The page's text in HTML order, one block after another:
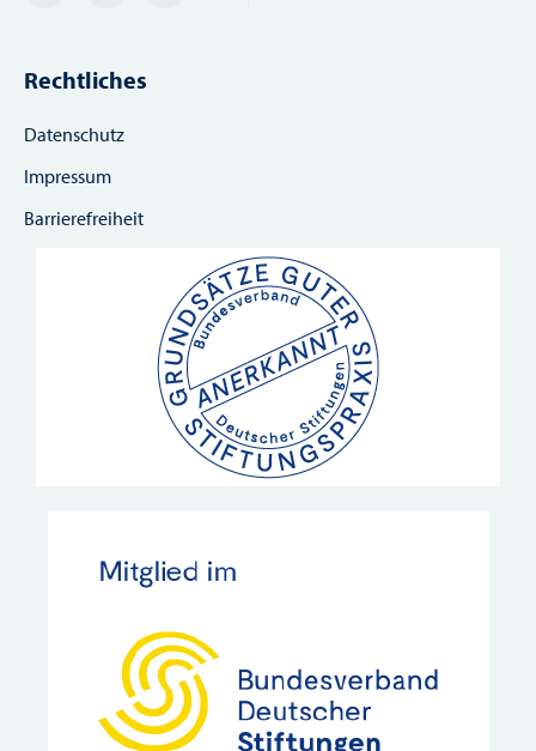
Rechtliches
Datenschutz
Impressum
Barrierefreiheit